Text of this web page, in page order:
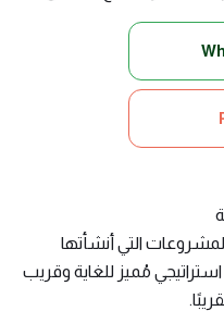
التي أنشأتها
مُميز للغاية وقريب